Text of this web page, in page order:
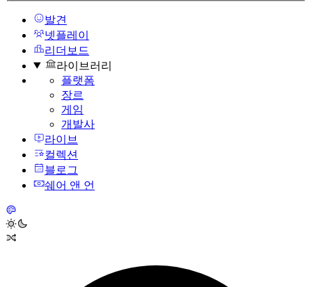
발견
넷플레이
리더보드
라이브러리
플랫폼
장르
게임
개발사
라이브
컬렉션
블로그
쉐어 앤 언